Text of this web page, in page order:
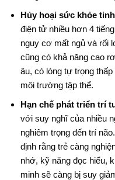
Hủy hoại sức khỏe
điện tử nhiều hơn 4
nguy cơ mất ngủ và rối
cũng có khả năng cao
âu, có lòng tự trọng
môi trường tập thể.
Hạn chế phát triển trí
với suy nghĩ của nhiều
nghiêm trọng đến trí
định rằng trẻ càng
nhớ, kỹ năng đọc hiểu,
minh sẽ càng bị suy